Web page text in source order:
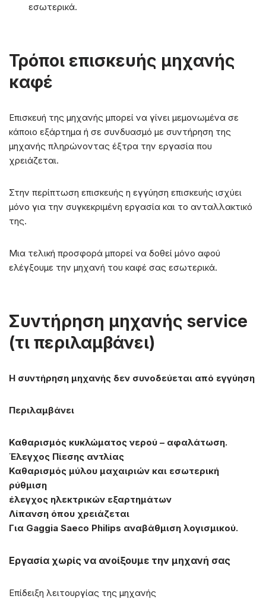
εσωτερικά.
Τρόποι επισκευής μηχανής
καφέ
Επισκευή της μηχανής μπορεί να γίνει μεμονωμένα σε
κάποιο εξάρτημα ή σε συνδυασμό με συντήρηση της
μηχανής πληρώνοντας έξτρα την εργασία που
χρειάζεται.
Στην περίπτωση επισκευής η εγγύηση επισκευής ισχύει
μόνο για την συγκεκριμένη εργασία και το ανταλλακτικό
της.
Μια τελική προσφορά μπορεί να δοθεί μόνο αφού
ελέγξουμε την μηχανή του καφέ σας εσωτερικά.
Συντήρηση μηχανής service
(τι περιλαμβάνει)
Η συντήρηση μηχανής δεν συνοδεύεται από εγγύηση
Περιλαμβάνει
Καθαρισμός κυκλώματος νερού – αφαλάτωση.
Έλεγχος Πίεσης αντλίας
Καθαρισμός μύλου μαχαιριών και εσωτερική
ρύθμιση
έλεγχος ηλεκτρικών εξαρτημάτων
Λίπανση όπου χρειάζεται
Για Gaggia Saeco Philips αναβάθμιση λογισμικού.
Εργασία χωρίς να ανοίξουμε την μηχανή σας
Επίδειξη λειτουργίας της μηχανής